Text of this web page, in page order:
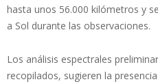
hasta unos 56.000 kilómetros y
a Sol durante las observaciones.
Los análisis espectrales
recopilados, sugieren la